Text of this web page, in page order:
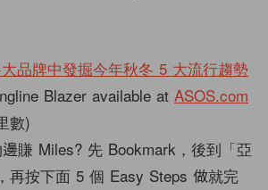
Blazer available at ASOS.com
數)
賺 Miles? 先 Bookmark，後到「亞
再按下面 5 個 Easy Steps 做就完